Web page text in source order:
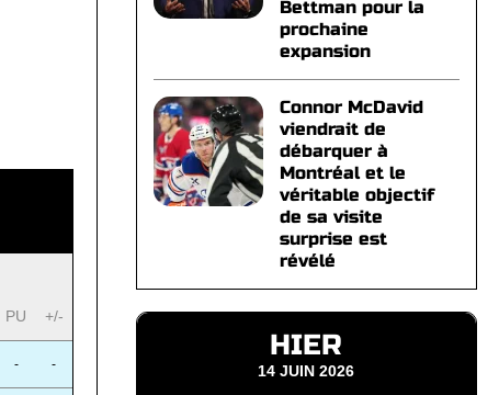
PU +/-
- -
Bettman pour la
prochaine
expansion
Connor McDavid
viendrait de
débarquer à
Montréal et le
véritable objectif
de sa visite
surprise est
révélé
HIER
14 JUIN 2026